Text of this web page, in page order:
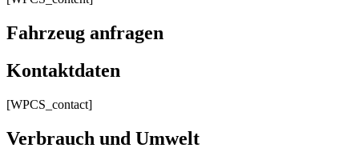
Fahrzeug anfragen
Kontaktdaten
[WPCS_contact]
Verbrauch und Umwelt